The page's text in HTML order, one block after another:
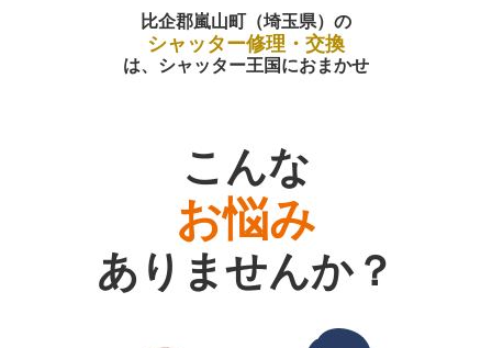
比企郡嵐山町（埼玉県）の
シャッター修理・交換
は、シャッター王国におまかせ
こんな
お悩み
ありませんか？